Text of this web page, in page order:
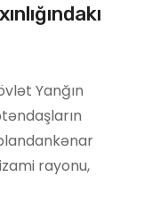
Yanğın
rayonu,